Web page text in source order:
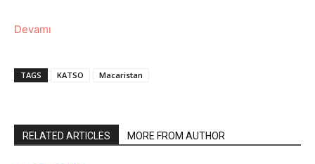
Devamı
TAGS KATSO Macaristan
RELATED ARTICLES MORE FROM AUTHOR